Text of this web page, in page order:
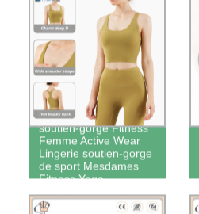
Soutien-gorge de sport
soutien-gorge Fitness
Femme Active Wear
Lingerie soutien-gorge
de sport Mesdames
Fitness Yoga